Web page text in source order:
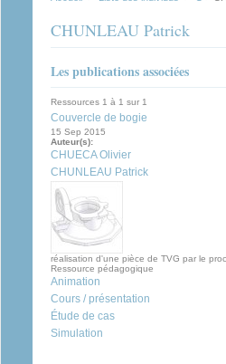
CHUNLEAU Patrick
Les publications associées
Ressources 1 à 1 sur 1
Couvercle de bogie
15 Sep 2015
Auteur(s):
CHUECA Olivier
CHUNLEAU Patrick
réalisation d'une pièce de TVG par le
Ressource pédagogique
Animation
Cours / présentation
Étude de cas
Simulation